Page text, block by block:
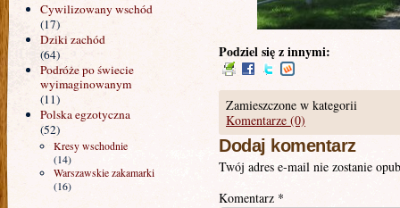
Podziel się z innymi:
Zamieszczone w kategorii
Komentarze (0)
Dodaj komentarz
Twój adres e-mail nie zostanie
Komentarz *
Cywilizowany wschód
(17)
Dziki zachód
(64)
Podróże po świecie
wyimaginowanym
(11)
Polska egzotyczna
(52)
Kresy wschodnie
(14)
Warszawskie zakamarki
(16)